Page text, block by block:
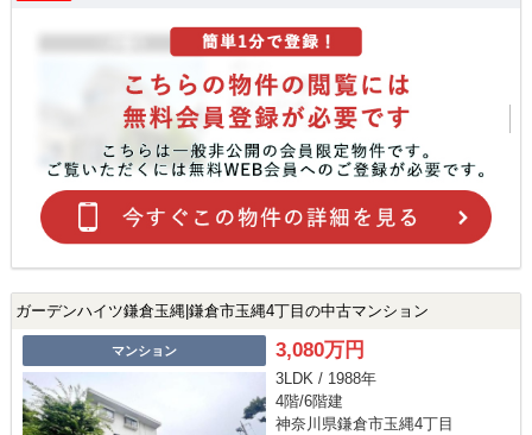
ガーデンハイツ鎌倉玉縄|鎌倉市玉縄4丁目の中古マンション
マンション 3,080万円
3LDK / 1988年
4階/6階建
神奈川県鎌倉市玉縄4丁目